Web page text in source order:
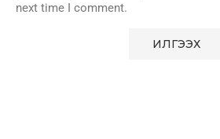
next time I comment.